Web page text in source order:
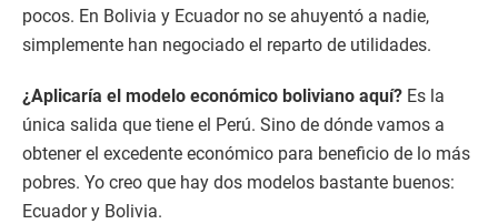
pocos. En Bolivia y Ecuador no se ahuyentó a nadie,
simplemente han negociado el reparto de utilidades.
¿Aplicaría el modelo económico boliviano aquí? Es la
única salida que tiene el Perú. Sino de dónde vamos a
obtener el excedente económico para beneficio de lo más
pobres. Yo creo que hay dos modelos bastante buenos:
Ecuador y Bolivia.